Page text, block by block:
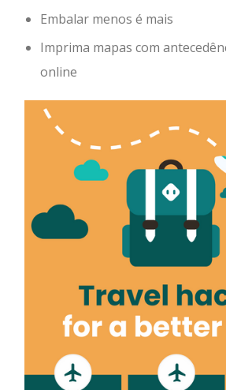
Embalar menos é mais
Imprima mapas com
online